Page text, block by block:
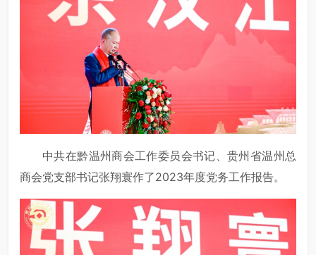
中共在黔温州商会工作委员会书记、贵州省温州总
商会党支部书记张翔寰作了2023年度党务工作报告。